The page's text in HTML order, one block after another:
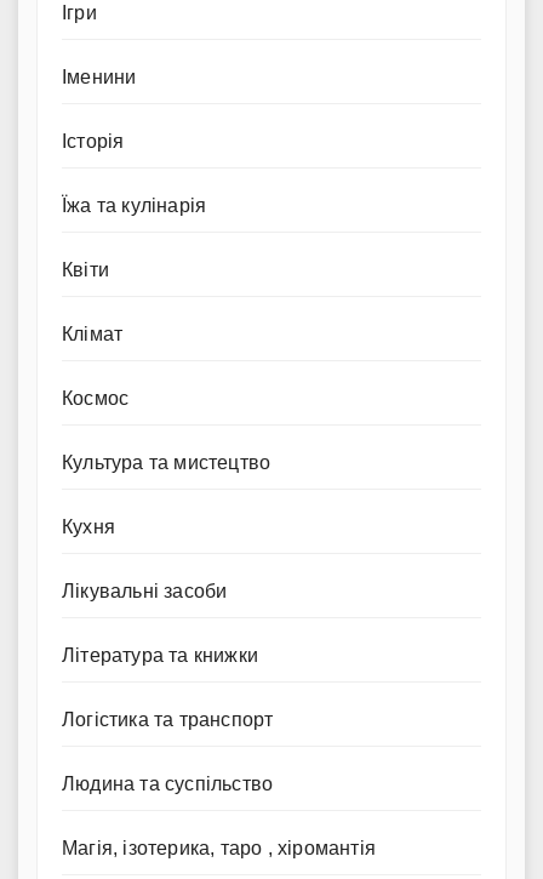
Ігри
Іменини
Історія
Їжа та кулінарія
Квіти
Клімат
Космос
Культура та мистецтво
Кухня
Лікувальні засоби
Література та книжки
Логістика та транспорт
Людина та суспільство
Магія, ізотерика, таро , хіромантія